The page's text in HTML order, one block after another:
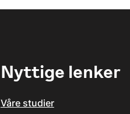
Nyttige lenker
Våre studier